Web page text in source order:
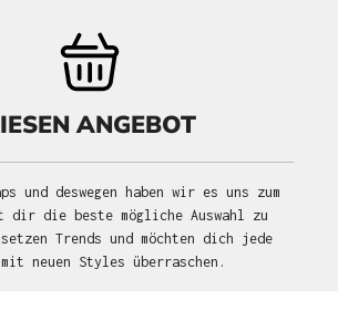
ANGEBOT
und deswegen haben wir es uns zum
dir die beste mögliche Auswahl zu
Trends und möchten dich jede
mit neuen Styles überraschen.